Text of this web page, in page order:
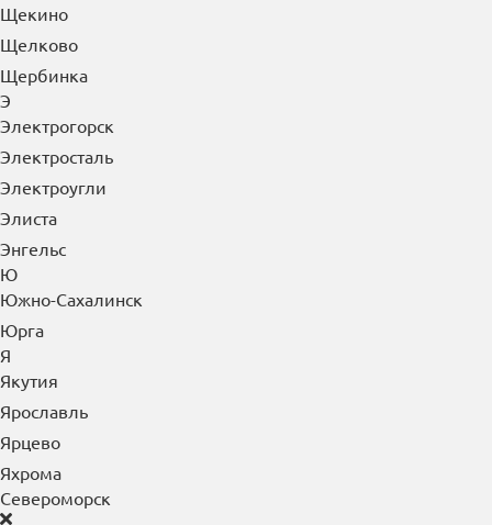
Щекино
Щелково
Щербинка
Э
Электрогорск
Электросталь
Электроугли
Элиста
Энгельс
Ю
Южно-Сахалинск
Юрга
Я
Якутия
Ярославль
Ярцево
Яхрома
Североморск